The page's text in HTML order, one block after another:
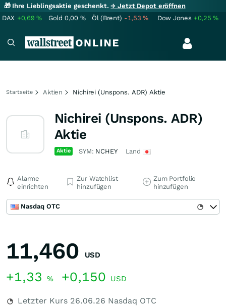
🎁 Ihre Lieblingsaktie geschenkt.→ Jetzt Depot eröffnen
DAX +0,69% Gold 0,00 % Öl (Brent) -1,53% Dow Jones +0,25%
Startseite Aktien Nichirei (Unspons. ADR) Aktie
Nichirei (Unspons. ADR)
Aktie
Aktie SYM: NCHEY Land
Alarme
einrichten
Zur Watchlist
hinzufügen
Zum Portfolio
hinzufügen
Nasdaq OTC
11,460 USD
+1,33 % +0,150 USD
Letzter Kurs 26.06.26 Nasdaq OTC